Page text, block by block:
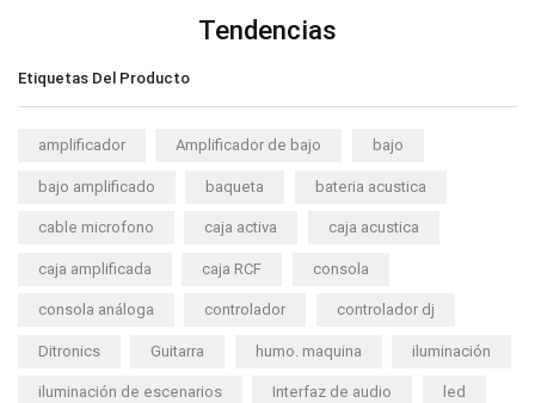
Tendencias
Etiquetas Del Producto
amplificador Amplificador de bajo bajo
bajo amplificado baqueta bateria acustica
cable microfono caja activa caja acustica
caja amplificada caja RCF consola
consola análoga controlador controlador dj
Ditronics Guitarra humo. maquina iluminación
iluminación de escenarios Interfaz de audio led